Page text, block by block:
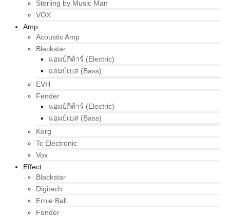
Sterling by Music Man
VOX
Amp
Acoustic Amp
Blackstar
แอมป์กีต้าร์ (Electric)
แอมป์เบส (Bass)
EVH
Fender
แอมป์กีต้าร์ (Electric)
แอมป์เบส (Bass)
Korg
Tc Electronic
Vox
Effect
Blackstar
Digitech
Ernie Ball
Fender